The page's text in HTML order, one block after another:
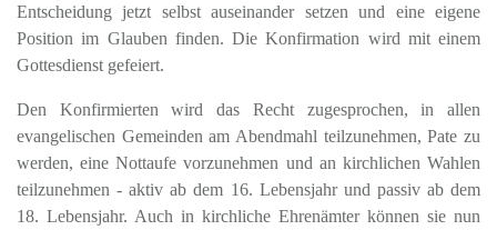
Entscheidung jetzt selbst auseinander setzen und eine eigene
Position im Glauben finden. Die Konfirmation wird mit einem
Gottesdienst gefeiert.
Den Konfirmierten wird das Recht zugesprochen, in allen
evangelischen Gemeinden am Abendmahl teilzunehmen, Pate zu
werden, eine Nottaufe vorzunehmen und an kirchlichen Wahlen
teilzunehmen - aktiv ab dem 16. Lebensjahr und passiv ab dem
18. Lebensjahr. Auch in kirchliche Ehrenämter können sie nun